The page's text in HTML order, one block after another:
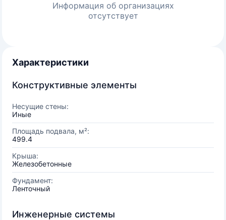
Информация об организациях
отсутствует
Характеристики
Конструктивные элементы
Несущие стены:
Иные
Площадь подвала, м²:
499.4
Крыша:
Железобетонные
Фундамент:
Ленточный
Инженерные системы